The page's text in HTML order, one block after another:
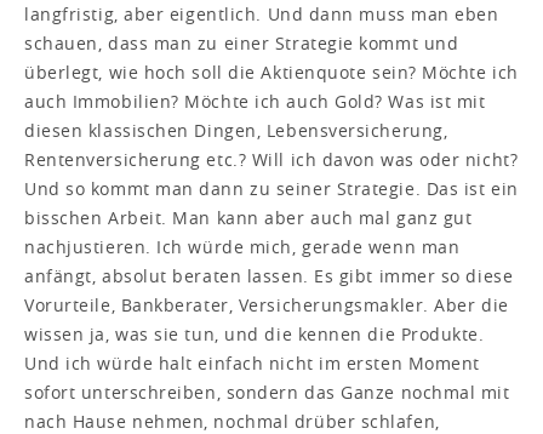
langfristig, aber eigentlich. Und dann muss man eben
schauen, dass man zu einer Strategie kommt und
überlegt, wie hoch soll die Aktienquote sein? Möchte ich
auch Immobilien? Möchte ich auch Gold? Was ist mit
diesen klassischen Dingen, Lebensversicherung,
Rentenversicherung etc.? Will ich davon was oder nicht?
Und so kommt man dann zu seiner Strategie. Das ist ein
bisschen Arbeit. Man kann aber auch mal ganz gut
nachjustieren. Ich würde mich, gerade wenn man
anfängt, absolut beraten lassen. Es gibt immer so diese
Vorurteile, Bankberater, Versicherungsmakler. Aber die
wissen ja, was sie tun, und die kennen die Produkte.
Und ich würde halt einfach nicht im ersten Moment
sofort unterschreiben, sondern das Ganze nochmal mit
nach Hause nehmen, nochmal drüber schlafen,